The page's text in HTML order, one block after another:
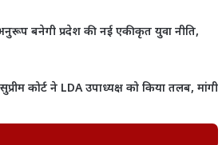
बनेगी प्रदेश की नई एकीकृत युवा नीति,
कोर्ट ने LDA उपाध्यक्ष को किया तलब, मांगी